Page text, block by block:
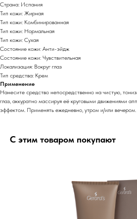
Страна: Испания
Тип кожи: Жирная
Тип кожи: Комбинированная
Тип кожи: Нормальная
Тип кожи: Сухая
Состояние кожи: Анти-эйдж
Состояние кожи: Чувствительная
Локализация: Вокруг глаз
Тип средства: Крем
Применение
Нанесите средство непосредственно на чистую,
глаз, аккуратно массируя её круговыми движениями
эффектом. Применять ежедневно, утром и/или вечером.
С этим товаром покупают